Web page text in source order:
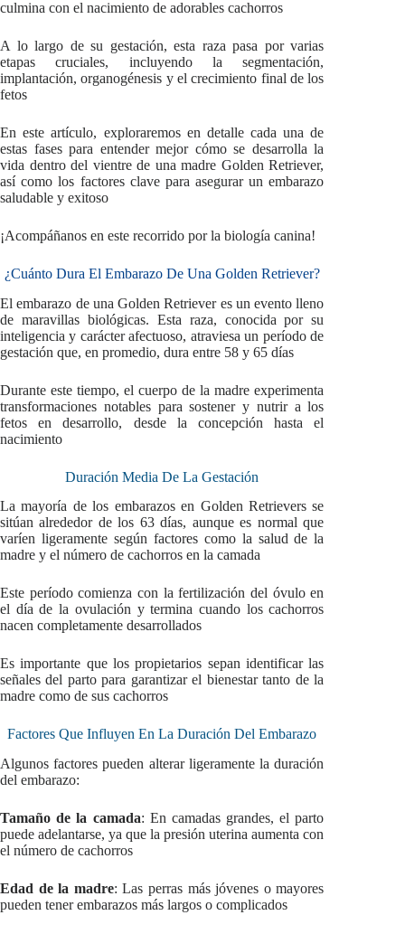
culmina con el nacimiento de adorables cachorros
A lo largo de su gestación, esta raza pasa por varias
etapas cruciales, incluyendo la segmentación,
implantación, organogénesis y el crecimiento final de los
fetos
En este artículo, exploraremos en detalle cada una de
estas fases para entender mejor cómo se desarrolla la
vida dentro del vientre de una madre Golden Retriever,
así como los factores clave para asegurar un embarazo
saludable y exitoso
¡Acompáñanos en este recorrido por la biología canina!
¿Cuánto Dura El Embarazo De Una Golden Retriever?
El embarazo de una Golden Retriever es un evento lleno
de maravillas biológicas. Esta raza, conocida por su
inteligencia y carácter afectuoso, atraviesa un período de
gestación que, en promedio, dura entre 58 y 65 días
Durante este tiempo, el cuerpo de la madre experimenta
transformaciones notables para sostener y nutrir a los
fetos en desarrollo, desde la concepción hasta el
nacimiento
Duración Media De La Gestación
La mayoría de los embarazos en Golden Retrievers se
sitúan alrededor de los 63 días, aunque es normal que
varíen ligeramente según factores como la salud de la
madre y el número de cachorros en la camada
Este período comienza con la fertilización del óvulo en
el día de la ovulación y termina cuando los cachorros
nacen completamente desarrollados
Es importante que los propietarios sepan identificar las
señales del parto para garantizar el bienestar tanto de la
madre como de sus cachorros
Factores Que Influyen En La Duración Del Embarazo
Algunos factores pueden alterar ligeramente la duración
del embarazo:
Tamaño de la camada: En camadas grandes, el parto
puede adelantarse, ya que la presión uterina aumenta con
el número de cachorros
Edad de la madre: Las perras más jóvenes o mayores
pueden tener embarazos más largos o complicados